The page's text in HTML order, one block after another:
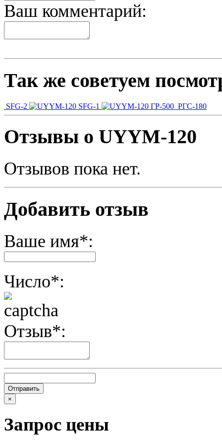
Ваш комментарий:
Так же советуем
SFG-2 SFG-1 ГР-500 РГС-180
Отзывы о UYYM-120
Отзывов пока нет.
Добавить отзыв
Ваше имя*:
Число*:
Отзыв*:
×
Запрос цены